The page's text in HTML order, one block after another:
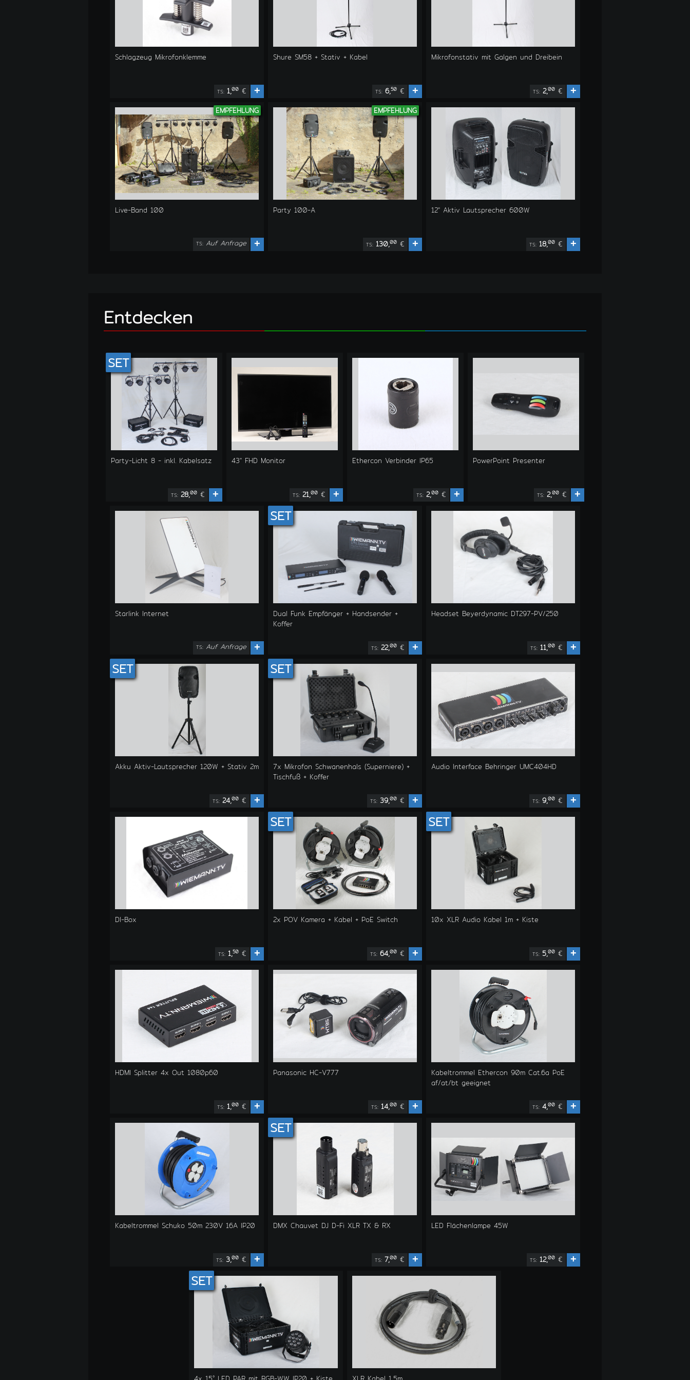
Schlagzeug Mikrofonklemme
TS: 1,00 € +
Shure SM58 + Stativ + Kabel
TS: 6,50 € +
Mikrofonstativ mit Galgen und Dreibein
TS: 2,00 € +
EMPFEHLUNG
Live-Band 100
TS: Auf Anfrage +
EMPFEHLUNG
Party 100-A
TS: 130,00 € +
12" Aktiv Lautsprecher 600W
TS: 18,00 € +
Entdecken
SET
Party-Licht 8 - inkl. Kabelsatz
TS: 28,00 € +
43" FHD Monitor
TS: 21,00 € +
Ethercon Verbinder IP65
TS: 2,00 € +
PowerPoint Presenter
TS: 2,00 € +
Starlink Internet
TS: Auf Anfrage +
SET
Dual Funk Empfänger + Handsender +
Koffer
TS: 22,00 € +
Headset Beyerdynamic DT297-PV/250
TS: 11,00 € +
SET
Akku Aktiv-Lautsprecher 120W + Stativ 2m
TS: 24,00 € +
SET
7x Mikrofon Schwanenhals (Superniere) +
Tischfuß + Koffer
TS: 39,00 € +
Audio Interface Behringer UMC404HD
TS: 9,00 € +
DI-Box
TS: 1,50 € +
SET
2x POV Kamera + Kabel + PoE Switch
TS: 64,00 € +
SET
10x XLR Audio Kabel 1m + Kiste
TS: 5,00 € +
HDMI Splitter 4x Out 1080p60
TS: 1,00 € +
Panasonic HC-V777
TS: 14,00 € +
Kabeltrommel Ethercon 90m Cat.6a PoE
af/at/bt geeignet
TS: 4,00 € +
Kabeltrommel Schuko 50m 230V 16A IP20
TS: 3,00 € +
SET
DMX Chauvet DJ D-Fi XLR TX & RX
TS: 7,00 € +
LED Flächenlampe 45W
TS: 12,00 € +
SET